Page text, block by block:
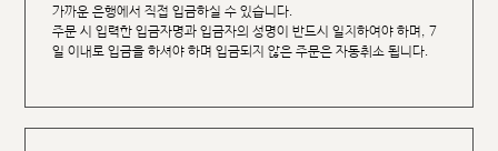
가까운 은행에서 직접 입금하실 수 있습니다.
주문 시 입력한 입금자명과 입금자의 성명이 반드시 일치하여야 하며, 7
일 이내로 입금을 하셔야 하며 입금되지 않은 주문은 자동취소 됩니다.